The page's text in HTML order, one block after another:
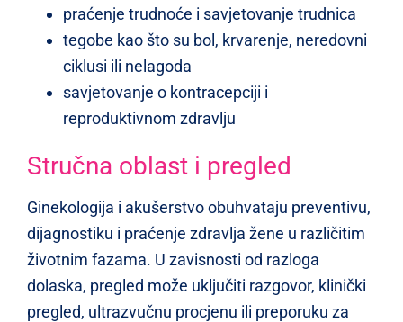
praćenje trudnoće i savjetovanje trudnica
tegobe kao što su bol, krvarenje, neredovni
ciklusi ili nelagoda
savjetovanje o kontracepciji i
reproduktivnom zdravlju
Stručna oblast i pregled
Ginekologija i akušerstvo obuhvataju preventivu,
dijagnostiku i praćenje zdravlja žene u različitim
životnim fazama. U zavisnosti od razloga
dolaska, pregled može uključiti razgovor, klinički
pregled, ultrazvučnu procjenu ili preporuku za